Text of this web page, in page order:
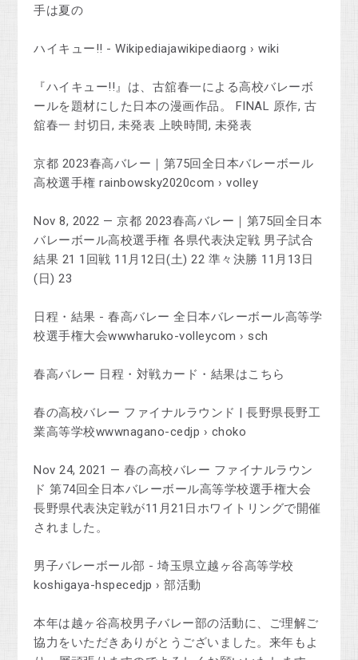
手は夏の
ハイキュー!! - Wikipediajawikipediaorg › wiki
『ハイキュー!!』は、古舘春一による高校バレーボ
ールを題材にした日本の漫画作品。 FINAL 原作, 古
舘春一 封切日, 未発表 上映時間, 未発表
京都 2023春高バレー｜第75回全日本バレーボール
高校選手権 rainbowsky2020com › volley
Nov 8, 2022 — 京都 2023春高バレー｜第75回全日本
バレーボール高校選手権 各県代表決定戦 男子試合
結果 21 1回戦 11月12日(土) 22 準々決勝 11月13日
(日) 23
日程・結果 - 春高バレー 全日本バレーボール高等学
校選手権大会wwwharuko-volleycom › sch
春高バレー 日程・対戦カード・結果はこちら
春の高校バレー ファイナルラウンド | 長野県長野工
業高等学校wwwnagano-cedjp › choko
Nov 24, 2021 — 春の高校バレー ファイナルラウン
ド 第74回全日本バレーボール高等学校選手権大会
長野県代表決定戦が11月21日ホワイトリングで開催
されました。
男子バレーボール部 - 埼玉県立越ヶ谷高等学校
koshigaya-hspecedjp › 部活動
本年は越ヶ谷高校男子バレー部の活動に、ご理解ご
協力をいただきありがとうございました。来年もよ